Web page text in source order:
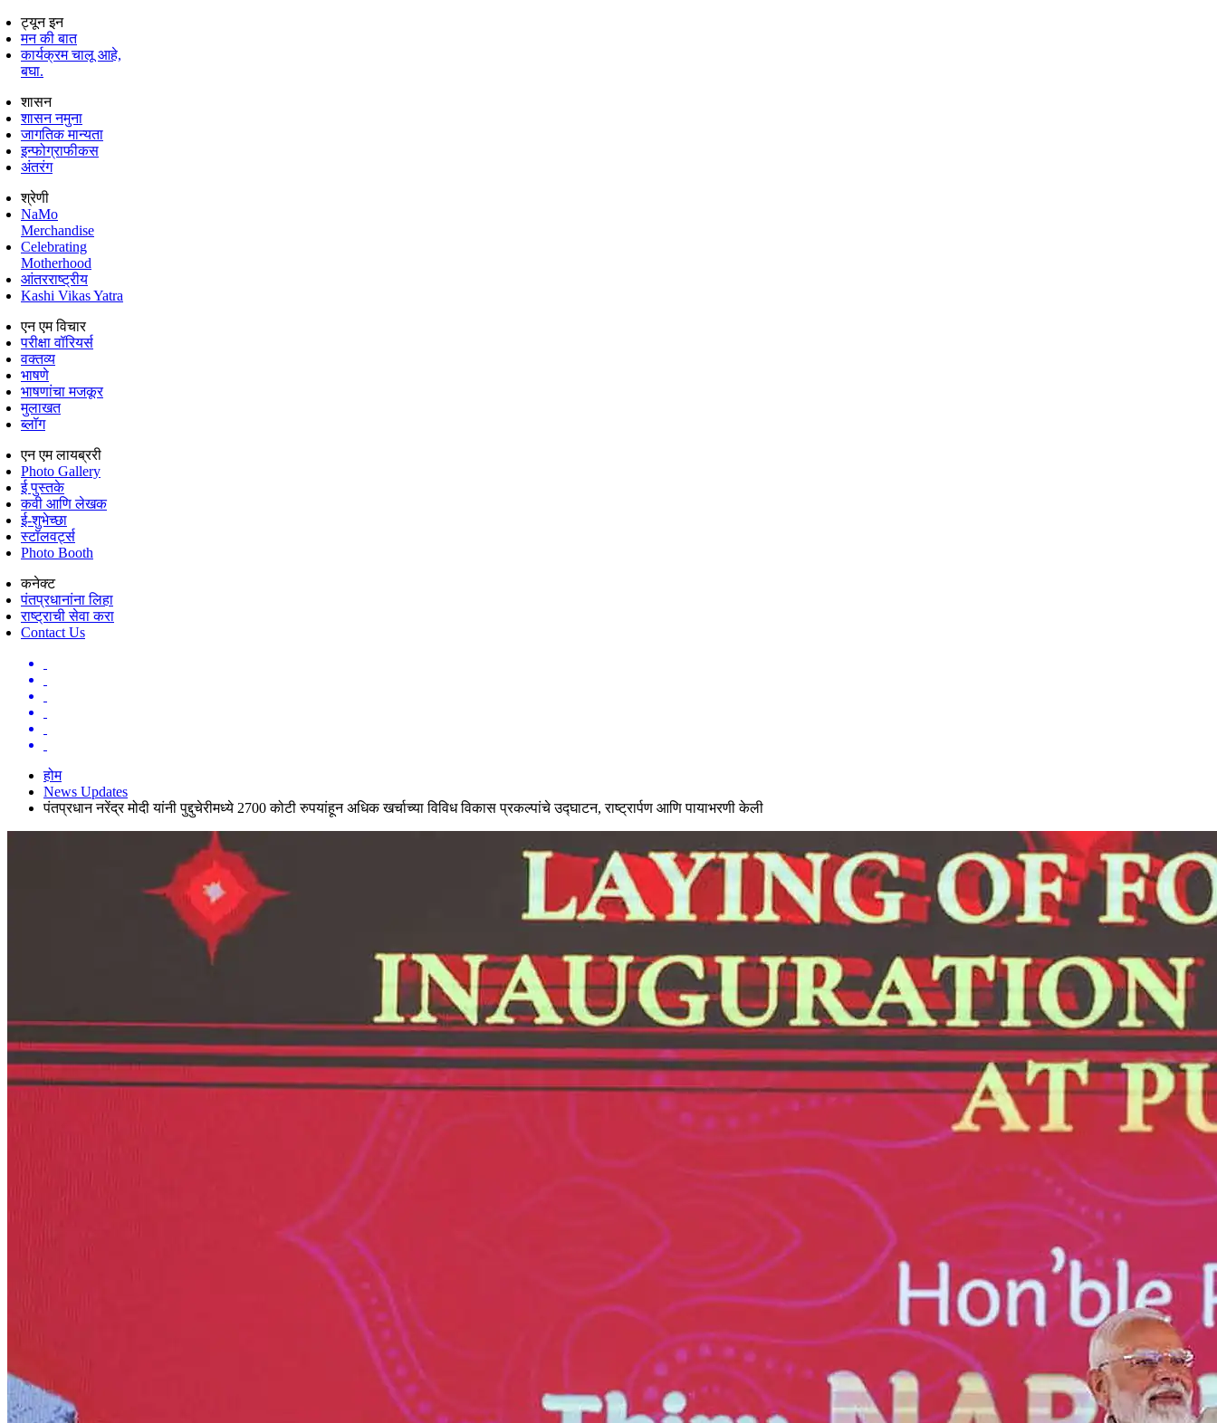
ट्यून इन
मन की बात
कार्यक्रम चालू आहे,
बघा.
शासन
शासन नमुना
जागतिक मान्यता
इन्फोग्राफीकस
अंतरंग
श्रेणी
NaMo
Merchandise
Celebrating
Motherhood
आंतरराष्ट्रीय
Kashi Vikas Yatra
एन एम विचार
परीक्षा वॉरियर्स
वक्तव्य
भाषणे
भाषणांचा मजकूर
मुलाखत
ब्लॉग
एन एम लायब्ररी
Photo Gallery
ई पुस्तके
कवी आणि लेखक
ई-शुभेच्छा
स्टॉलवर्ट्स
Photo Booth
कनेक्ट
पंतप्रधानांना लिहा
राष्ट्राची सेवा करा
Contact Us
होम
News Updates
पंतप्रधान नरेंद्र मोदी यांनी पुद्दुचेरीमध्ये 2700 कोटी रुपयांहून अधिक खर्चाच्या विविध विकास प्रकल्पांचे उद्घाटन, राष्ट्रार्पण आणि पायाभरणी केली